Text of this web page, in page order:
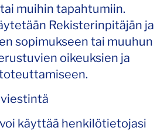
muihin tapahtumiin.
Rekisterinpitäjän ja
sopimukseen tai muuhun
oikeuksien ja
käyttää henkilötietojasi